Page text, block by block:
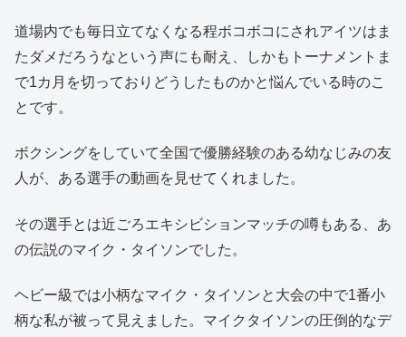
道場内でも毎日立てなくなる程ボコボコにされアイツはま
たダメだろうなという声にも耐え、しかもトーナメントま
で1カ月を切っておりどうしたものかと悩んでいる時のこ
とです。
ボクシングをしていて全国で優勝経験のある幼なじみの友
人が、ある選手の動画を見せてくれました。
その選手とは近ごろエキシビションマッチの噂もある、あ
の伝説のマイク・タイソンでした。
ヘビー級では小柄なマイク・タイソンと大会の中で1番小
柄な私が被って見えました。マイクタイソンの圧倒的なデ